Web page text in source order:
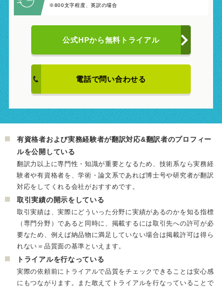
※800文字程度、英訳の場合
公式HPから無料トライアル
電話で問い合わせる
有資格者および実務経験者が翻訳対応&翻訳者のプロフィー
ルを公開している
翻訳力以上に専門性・知識が重要となるため、技術系なら実務経
験者や有資格者を、学術・論文系であれば博士号や研究者が翻訳
対応をしてくれる会社がおすすめです。
取引実績の開示をしている
取引実績は、実際にどういった分野に実績があるのかを知る指標
（専門分野）であると同時に、掲載するには取引先への許可が必
要なため、例えば納品物に満足していない場合は掲載許可は得ら
れない＝品質面の基準といえます。
トライアルを行なっている
実際の依頼前にトライアルで品質をチェックできることは安心感
にもつながります。また敢えてトライアルを行なっていることで